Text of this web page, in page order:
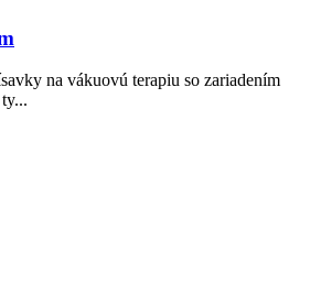
na vákuovú terapiu so zariadením